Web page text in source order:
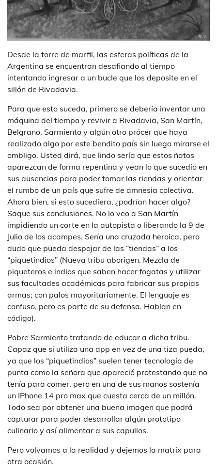
Desde la torre de marfil, las esferas políticas de la
Argentina se encuentran desafiando al tiempo
intentando ingresar a un bucle que los deposite en el
sillón de Rivadavia.
Para que esto suceda, primero se debería inventar una
máquina del tiempo y revivir a Rivadavia, San Martín,
Belgrano, Sarmiento y algún otro prócer que haya
realizado algo por este bendito país sin luego mirarse el
ombligo. Usted dirá, que lindo sería que estos ñatos
aparezcan de forma repentina y vean lo que sucedió en
sus ausencias para poder tomar las riendas y orientar
el rumbo de un país que sufre de amnesia colectiva.
Ahora bien, si esto sucediera, ¿podrían hacer algo?
Saque sus conclusiones. No lo veo a San Martín
impidiendo un corte en la autopista o liberando la 9 de
Julio de los acampes. Sería una cruzada heroica, pero
dudo que pueda despojar de las “tiendas” a los
“piquetindios” (Nueva tribu aborigen. Mezcla de
piqueteros e indios que saben hacer fogatas y utilizar
sus facultades académicas para fabricar sus propias
armas; con palos mayoritariamente. El lenguaje es
confuso, pero es parte de su defensa. Hablan en
código).
Pobre Sarmiento tratando de educar a dicha tribu.
Capaz que si utiliza una app en vez de una tiza pueda,
ya que los “piquetindios” suelen tener tecnología de
punta como la señora que apareció protestando que no
tenía para comer, pero en una de sus manos sostenía
un IPhone 14 pro max que cuesta cerca de un millón.
Todo sea por obtener una buena imagen que podrá
capturar para poder desarrollar algún prototipo
culinario y así alimentar a sus capullos.
Pero volvamos a la realidad y dejemos la matrix para
otra ocasión.